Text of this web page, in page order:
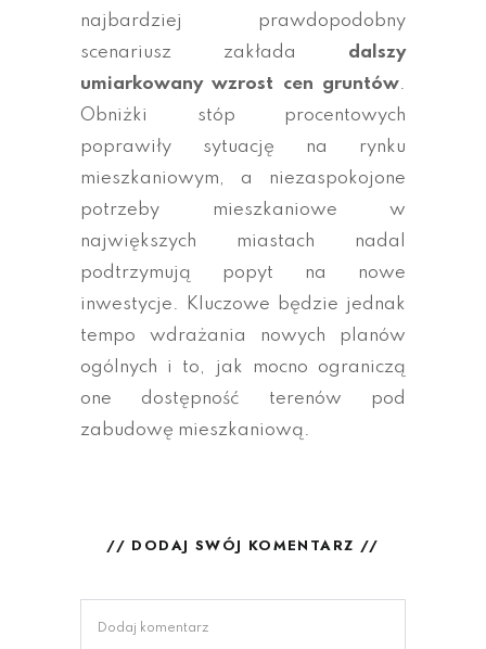
najbardziej prawdopodobny
scenariusz zakłada dalszy
umiarkowany wzrost cen gruntów.
Obniżki stóp procentowych
poprawiły sytuację na rynku
mieszkaniowym, a niezaspokojone
potrzeby mieszkaniowe w
największych miastach nadal
podtrzymują popyt na nowe
inwestycje. Kluczowe będzie jednak
tempo wdrażania nowych planów
ogólnych i to, jak mocno ograniczą
one dostępność terenów pod
zabudowę mieszkaniową.
// DODAJ SWÓJ KOMENTARZ //